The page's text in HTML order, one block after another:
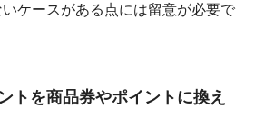
ケースがある点には留意が必要で
トを商品券やポイントに換え